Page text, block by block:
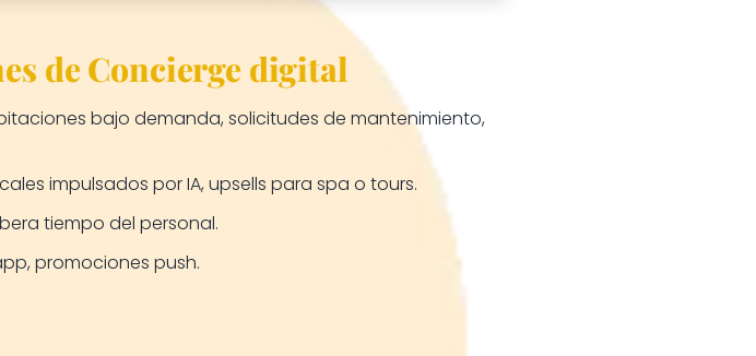
de Concierge digital
bajo demanda, solicitudes de mantenimiento,
impulsados por IA, upsells para spa o tours.
tiempo del personal.
promociones push.